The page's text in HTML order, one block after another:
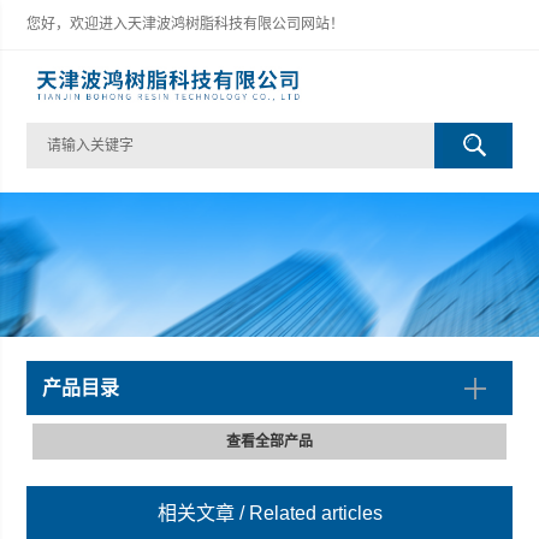
您好，欢迎进入天津波鸿树脂科技有限公司网站！
产品目录
查看全部产品
相关文章 / Related articles